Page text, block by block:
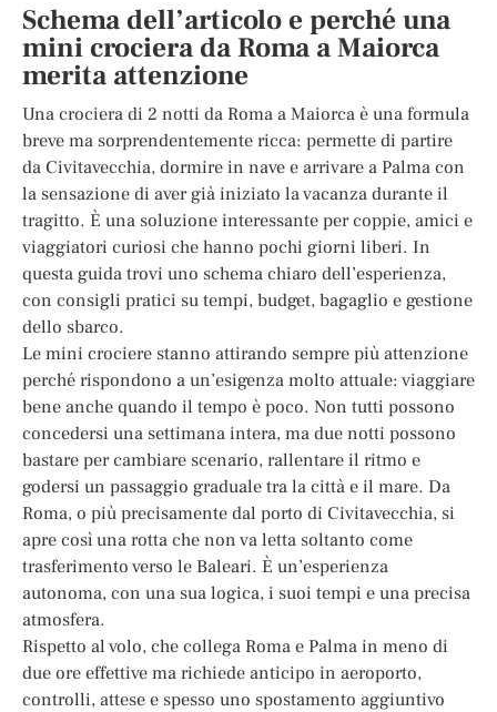
Schema dell’articolo e perché una
mini crociera da Roma a Maiorca
merita attenzione
Una crociera di 2 notti da Roma a Maiorca è una formula
breve ma sorprendentemente ricca: permette di partire
da Civitavecchia, dormire in nave e arrivare a Palma con
la sensazione di aver già iniziato la vacanza durante il
tragitto. È una soluzione interessante per coppie, amici e
viaggiatori curiosi che hanno pochi giorni liberi. In
questa guida trovi uno schema chiaro dell’esperienza,
con consigli pratici su tempi, budget, bagaglio e gestione
dello sbarco.
Le mini crociere stanno attirando sempre più attenzione
perché rispondono a un’esigenza molto attuale: viaggiare
bene anche quando il tempo è poco. Non tutti possono
concedersi una settimana intera, ma due notti possono
bastare per cambiare scenario, rallentare il ritmo e
godersi un passaggio graduale tra la città e il mare. Da
Roma, o più precisamente dal porto di Civitavecchia, si
apre così una rotta che non va letta soltanto come
trasferimento verso le Baleari. È un’esperienza
autonoma, con una sua logica, i suoi tempi e una precisa
atmosfera.
Rispetto al volo, che collega Roma e Palma in meno di
due ore effettive ma richiede anticipo in aeroporto,
controlli, attese e spesso uno spostamento aggiuntivo